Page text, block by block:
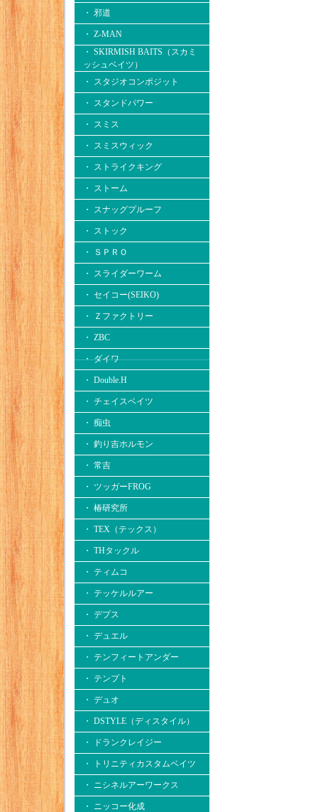
・ 邪道
・ Z-MAN
・ SKIRMISH BAITS（スカミ
ッシュベイツ）
・ スタジオコンポジット
・ スタンドパワー
・ スミス
・ スミスウィック
・ ストライクキング
・ ストーム
・ スナッグプルーフ
・ ストック
・ ＳＰＲＯ
・ スライダーワーム
・ セイコー(SEIKO)
・ Ｚファクトリー
・ ZBC
・ ダイワ
・ Double.H
・ チェイスベイツ
・ 痴虫
・ 釣り吉ホルモン
・ 常吉
・ ツッガーFROG
・ 椿研究所
・ TEX（テックス）
・ THタックル
・ ティムコ
・ テッケルルアー
・ デプス
・ デュエル
・ テンフィートアンダー
・ テンプト
・ デュオ
・ DSTYLE（ディスタイル）
・ ドランクレイジー
・ トリニティカスタムベイツ
・ ニシネルアーワークス
・ ニッコー化成